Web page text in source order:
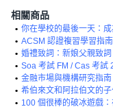
相關商品
•
•
• 婚禮致詞：新娘父親致
• Soa 考試 FM / Cas 考試
•
• 希伯來文和阿拉伯文的
•